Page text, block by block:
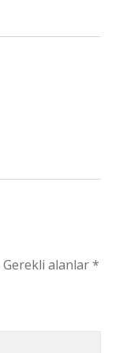
Gerekli alanlar*